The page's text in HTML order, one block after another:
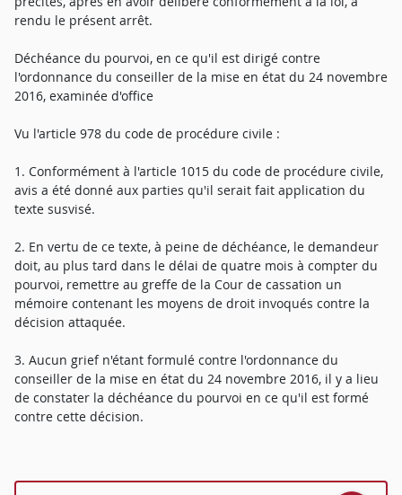
rendu le présent arrêt.
Déchéance du pourvoi, en ce qu'il est dirigé contre
l'ordonnance du conseiller de la mise en état du 24 novembre
2016, examinée d'office
Vu l'article 978 du code de procédure civile :
1. Conformément à l'article 1015 du code de procédure civile,
avis a été donné aux parties qu'il serait fait application du
texte susvisé.
2. En vertu de ce texte, à peine de déchéance, le demandeur
doit, au plus tard dans le délai de quatre mois à compter du
pourvoi, remettre au greffe de la Cour de cassation un
mémoire contenant les moyens de droit invoqués contre la
décision attaquée.
3. Aucun grief n'étant formulé contre l'ordonnance du
conseiller de la mise en état du 24 novembre 2016, il y a lieu
de constater la déchéance du pourvoi en ce qu'il est formé
contre cette décision.